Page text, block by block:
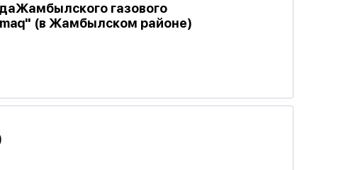
газового
(в Жамбылском районе)